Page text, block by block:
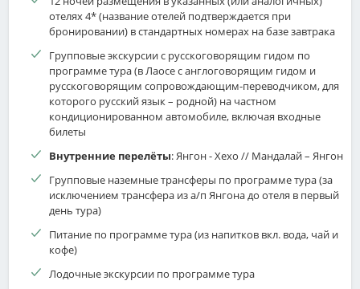
Возвращение в отель. Свободное время.
Завтрак и обед включены в стоимость тура.
* Примечание: в зависимости от наличия времени и по
желанию туристов, возможно посещение одного из
знаменитых слоновьих питомников в окрестностях
Луангпхабанга. Кормление слонов и купание – за доплату на
месте (примерно 30-40 долларов на человека в зависимости от
питомника за купание и примерно 5 долларов за одну
корзину фруктов для слонов).
отелях 4* (название отелей подтверждается при
бронировании) в стандартных номерах на базе завтрака
Групповые экскурсии с русскоговорящим гидом по
программе тура (в Лаосе с англоговорящим гидом и
русскоговорящим сопровождающим-переводчиком, для
которого русский язык – родной) на частном
кондиционированном автомобиле, включая входные
билеты
Внутренние перелёты: Янгон - Хехо // Мандалай – Янгон
Групповые наземные трансферы по программе тура (за
исключением трансфера из а/п Янгона до отеля в первый
день тура)
Питание по программе тура (из напитков вкл. вода, чай и
кофе)
Лодочные экскурсии по программе тура